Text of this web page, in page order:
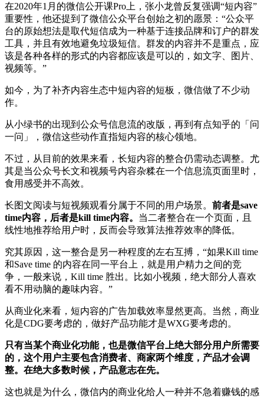
在2020年1月的微信公开课Pro上，张小龙曾反复强调“短内容”
重要性，他还提到了微信公众平台创始之初的愿景：“公众平
台的原始想法是取代短信成为一种基于连接品牌和订户的群发
工具，并且有效地避免垃圾短信。群发的内容并不是重点，应
该是各种各样的形式的内容都应该是可以的，如文字、图片、
视频等。”
如今，为了补齐内容生态中短内容的短板，微信做了不少动
作。
从小绿书的出现到公众号信息流的改版，再到有点知乎的「问
一问」，微信这些动作直指短内容的核心领地。
不过，从目前的效果来看，长短内容的整合仍需动态调整。尤
其是当公众号长文和视频号内容杂糅在一个信息流页面里时，
食用感受并不高效。
长图文阅读与短视频观看分属于不同的用户场景。 前者是save
time内容，后者是kill time内容。 当二者整合在一个页面，且
线性地推荐给用户时，反而会导致算法推荐效率的降低。
究其原因，这一整合是另一种程度的左右互搏，“如果Kill time
和Save time 的内容在同一平台上，就是用户精力之间的竞
争，一般来说，Kill time 胜出。比如小视频，绝大部分人喜欢
看不用动脑的趣味内容。”
从商业化来看，短内容的广告加载效率显然更高。当然，商业
化是CDG要考虑的，做好产品功能才是WXG要考虑的。
只有当某个商业化功能，也是微信平台上绝大部分用户所需要
的，这个用户主要包含消费者、商家两个维度，产品才会调
整。在绝大多数时候，产品意志在先。
这也就是为什么，微信内的商业化给人一种并不急着赚钱的感